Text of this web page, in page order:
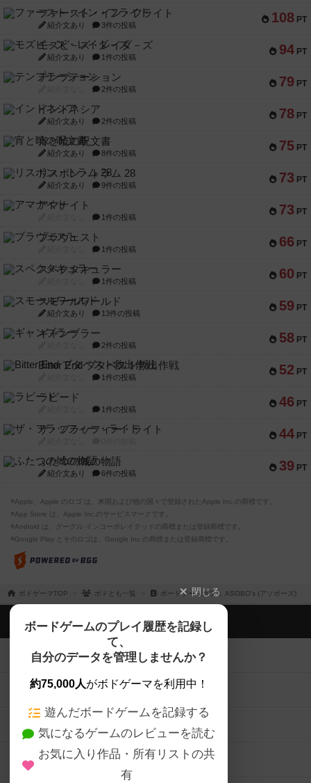
108 PT
ファースト・イン・フライト
紹介文あり 3件の投稿
94 PT
モズビ－ズ・レイダ－ズ
紹介文あり 1件の投稿
79 PT
テンプテーション
2件の投稿
78 PT
インドネシア
紹介文あり 2件の投稿
75 PT
宵と暁の呪文書
紹介文あり 8件の投稿
73 PT
リスボン・トラム 28
紹介文あり 9件の投稿
73 PT
アマナイト
1件の投稿
66 PT
ブラヴェスト
1件の投稿
60 PT
スペクタキュラー
1件の投稿
59 PT
スモールワールド
紹介文あり 13件の投稿
58 PT
ギャンブラー
2件の投稿
52 PT
Bitter End ブタペスト救出作戦
1件の投稿
46 PT
ラピード
1件の投稿
44 PT
ザ・フラッフィー・ライト
39 PT
ふたつの城の物語
紹介文あり 6件の投稿
※Apple、Apple のロゴ は、米国および他の国々で登録されたApple Inc.の商標です。
※App Store は、Apple Inc.のサービスマークです。
※Android は、グーグル インコーポレイテッドの商標または登録商標です。
※Google Play とそのロゴは、Google Inc.の商標または登録商標です。
ボドゲーマTOP ボドとも一覧 ボードゲームカフェ ASOBO's (アソボーズ)
閉じる
ボードゲームのプレイ履歴を記録し
て、
自分のデータを管理しませんか？
約75,000人がボドゲーマを利用中！
遊んだボードゲームを記録する
気になるゲームのレビューを読む
お気に入り作品・所有リストの共
有
ボドゲーマTOP
ボードゲームを検索する
ボードゲームの新着レビュー
ボードゲーム会情報
メカニクス特集